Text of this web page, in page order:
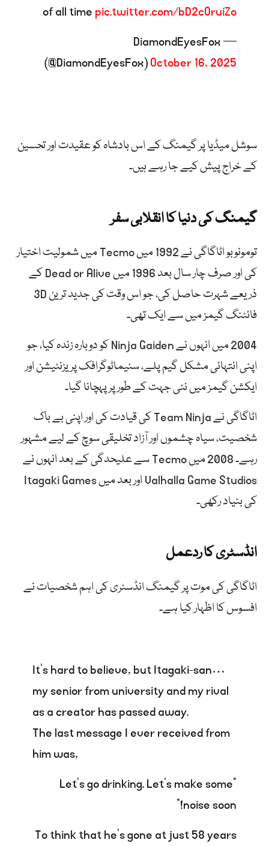
of all time pic.twitter.com/bD2cOruiZo
— DiamondEyesFox
(@DiamondEyesFox)October 16, 2025
سوشل میڈیا پر گیمنگ کے اس بادشاہ کو عقیدت اور تحسین
کے خراج پیش کیے جا رہے ہیں۔
گیمنگ کی دنیا کا انقلابی سفر
تومونوبو اٹاگاگی نے 1992 میں Tecmo میں شمولیت اختیار
کی اور صرف چار سال بعد 1996 میں Dead or Alive کے
ذریعے شہرت حاصل کی، جو اس وقت کی جدید ترین 3D
فائٹنگ گیمز میں سے ایک تھی۔
2004 میں انہوں نے Ninja Gaiden کو دوبارہ زندہ کیا، جو
اپنی انتہائی مشکل گیم پلے، سنیماٹوگرافک پریزنٹیشن اور
ایکشن گیمز میں نئی جہت کے طور پر پہچانا گیا۔
اٹاگاگی نے Team Ninja کی قیادت کی اور اپنی بے باک
شخصیت، سیاہ چشموں اور آزاد تخلیقی سوچ کے لیے مشہور
رہے۔ 2008 میں Tecmo سے علیحدگی کے بعد انہوں نے
Valhalla Game Studios اور بعد میں Itagaki Games
کی بنیاد رکھی۔
انڈسٹری کا ردعمل
اٹاگاگی کی موت پر گیمنگ انڈسٹری کی اہم شخصیات نے
افسوس کا اظہار کیا ہے۔
It’s hard to believe, but Itagaki-san…
my senior from university and my rival
as a creator has passed away.
The last message I ever received from
him was,
“Let’s go drinking. Let’s make some
noise soon!”
To think that he’s gone at just 58 years